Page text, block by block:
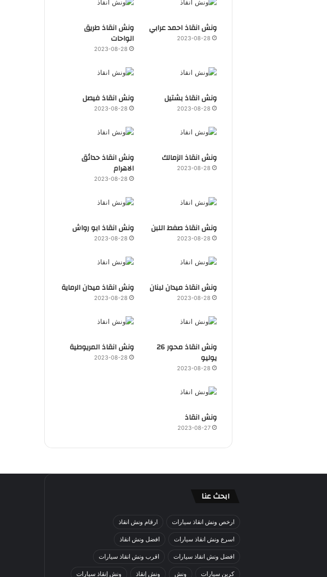
ونش انقاذ احمد عرابي
2023-08-28
ونش انقاذ طريق
الواحات
2023-08-28
ونش انقاذ بشتيل
2023-08-28
ونش انقاذ فيصل
2023-08-28
ونش انقاذ الزمالك
2023-08-28
ونش انقاذ حدائق
الاهرام
2023-08-28
ونش انقاذ صفط اللبن
2023-08-28
ونش انقاذ ابو رواش
2023-08-28
ونش انقاذ ميدان لبنان
2023-08-28
ونش انقاذ ميدان الرماية
2023-08-28
ونش انقاذ محور 26
يوليو
2023-08-28
ونش انقاذ المريوطية
2023-08-28
ونش انقاذ
2023-08-27
ابحث عنا
ارخص ونش انقاذ سيارات ارقام ونش انقاذ
اسرع ونش انقاذ سيارات افضل ونش انقاذ
افضل ونش انقاذ سيارات اقرب ونش انقاذ سيارات
كرين سيارات ونش ونش إنقاذ ونش إنقاذ سيارات